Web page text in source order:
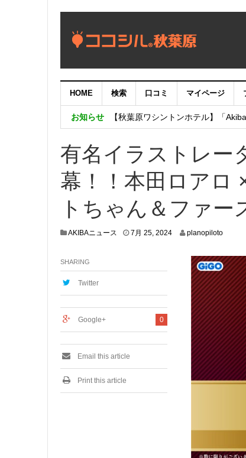
HOME 検索 口コミ マイページ
お知らせ
【重要：9月5日（火）22時】ココ
【秋葉原ワシントンホテル】「
有名イラストレー
幕！！本田ロアロ
トちゃん＆ファ
AKIBAニュース 7月 25, 20247
planopiloto
SHARING
Twitter
0
Google+
Email this article
Print this article